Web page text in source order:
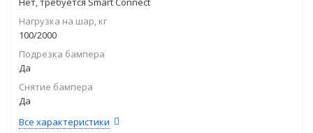
Нагрузка на шар, кг
100/2000
Подрезка бампера
Да
Снятие бампера
Да
Все характеристики